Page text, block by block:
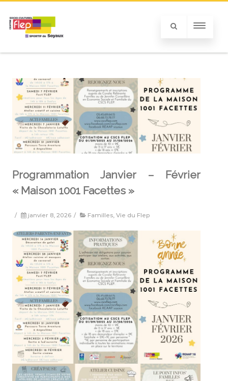
Programmation Janvier – Février
« Maison 1001 Facettes »
/ janvier 8, 2026 / Familles Vie du Flep